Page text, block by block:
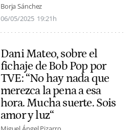
Borja Sánchez
06/05/2025 19:21h
Dani Mateo, sobre el
fichaje de Bob Pop por
TVE: “No hay nada que
merezca la pena a esa
hora. Mucha suerte. Sois
amor y luz“